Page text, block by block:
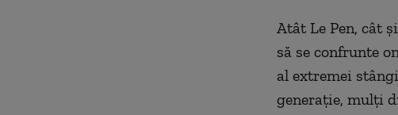
Atât Le Pen, cât
să se confrunte
al extremei
generație, mulți